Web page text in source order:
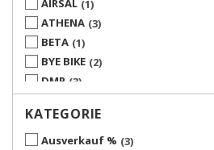
AIRSAL 1
ATHENA 3
BETA 1
BYE BIKE 2
DMP
3
KIESLER 2
KREIDLER 2
KATEGORIE
Ausverkauf % 3